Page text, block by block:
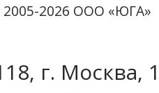
2026 ООО «ЮГА»
г. Москва,